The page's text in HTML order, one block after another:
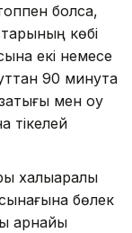
болса,
көбі
екі немесе
90 минутқа
мен оқу
тікелей
халықаралық
бөлек
арнайы